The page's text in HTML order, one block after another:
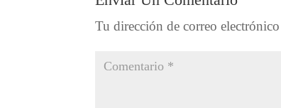
Tu dirección de correo